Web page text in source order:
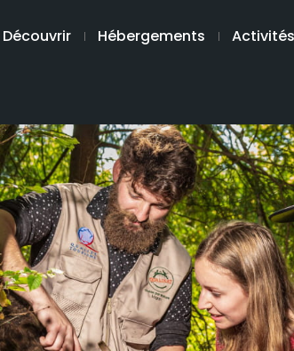
Découvrir Hébergements Activités